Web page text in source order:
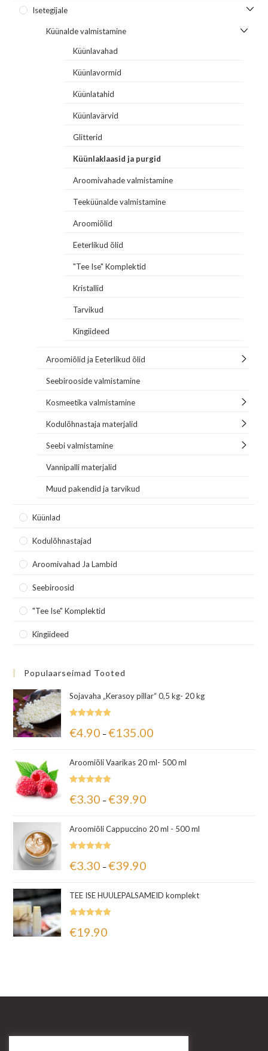
Isetegijale
Küünalde valmistamine
Küünlavahad
Küünlavormid
Küünlatahid
Küünlavärvid
Glitterid
Küünlaklaasid ja purgid
Aroomivahade valmistamine
Teeküünalde valmistamine
Aroomiõlid
Eeterlikud õlid
"Tee Ise" Komplektid
Kristallid
Tarvikud
Kingiideed
Aroomiõlid ja Eeterlikud õlid
Seebirooside valmistamine
Kosmeetika valmistamine
Kodulõhnastaja materjalid
Seebi valmistamine
Vannipalli materjalid
Muud pakendid ja tarvikud
Küünlad
Kodulõhnastajad
Aroomivahad Ja Lambid
Seebiroosid
"Tee Ise" Komplektid
Kingiideed
Populaarseimad Tooted
Sojavaha „Kerasoy pillar“ 0,5 kg- 20 kg
5.00/ 5
€4.90 – €135.00
Aroomiõli Vaarikas 20 ml- 500 ml
5.00/ 5
€3.30 – €39.90
Aroomiõli Cappuccino 20 ml - 500 ml
5.00/ 5
€3.30 – €39.90
TEE ISE HUULEPALSAMEID komplekt
5.00 / 5
€19.90